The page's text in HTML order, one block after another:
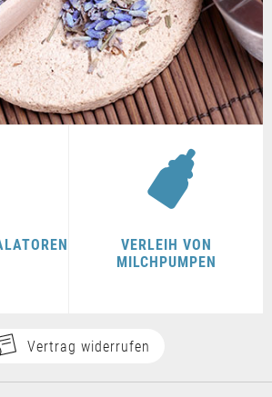
VERLEIH VON
MILCHPUMPEN
Vertrag widerrufen